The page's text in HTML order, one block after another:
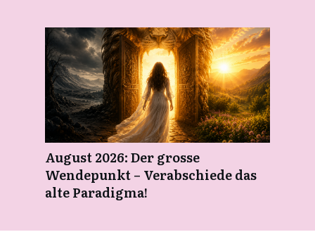
August 2026: Der grosse
Wendepunkt – Verabschiede das
alte Paradigma!